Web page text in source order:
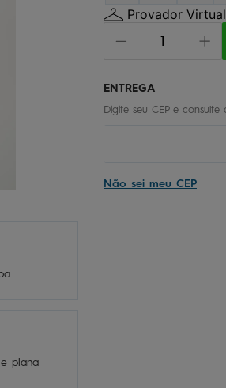
plana
Provador Virtual
Não sei meu CEP